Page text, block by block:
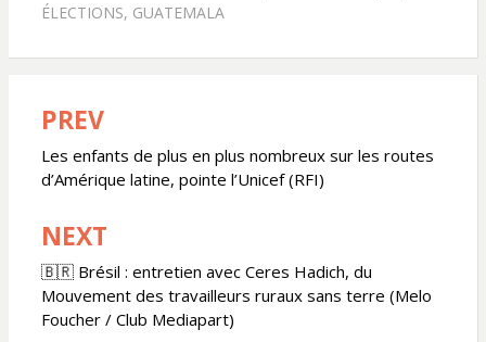
ÉLECTIONS, GUATEMALA
Navigation
de
l’article
PREV
Les enfants de plus en plus nombreux sur les routes
d’Amérique latine, pointe l’Unicef (RFI)
NEXT
🇧🇷 Brésil : entretien avec Ceres Hadich, du
Mouvement des travailleurs ruraux sans terre (Melo
Foucher / Club Mediapart)